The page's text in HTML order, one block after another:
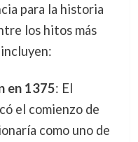
para la historia
los hitos más
en 1375: El
el comienzo de
como uno de